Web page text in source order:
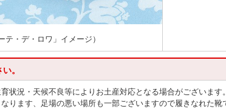
・デ・ロワ」イメージ）
。
状況・天候不良等によりお土産対応となる場合がございます
ります、足場の悪い場所も一部ございますので履きなれた靴